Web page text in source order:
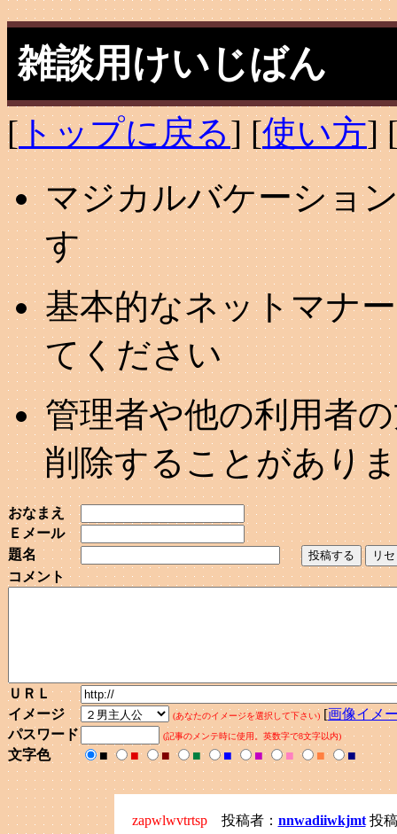
雑談用けいじばん
[ トップに戻る] [使い方]
マジカルバケーショ
す
基本的なネットマナ
てください
管理者や他の利用者
削除することがあり
おなまえ
Ｅメール
題名
コメント
ＵＲＬ
イメージ
(あなたのイメージを選択して下さい) [画像イメ
パスワード
(記事のメンテ時に使用。英数字で8文字以内)
文字色 ■ ■ ■ ■ ■ ■ ■ ■ ■
zapwlwvtrtsp投稿者： nnwadiiwkjmt投稿